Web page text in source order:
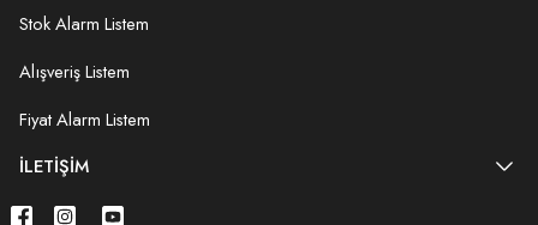
Stok Alarm Listem
Alışveriş Listem
Fiyat Alarm Listem
İLETIŞIM